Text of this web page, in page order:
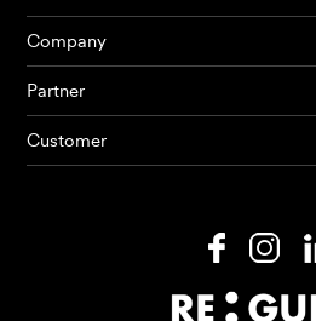
Prodotti
AI Agents
Company
Partner
Customer